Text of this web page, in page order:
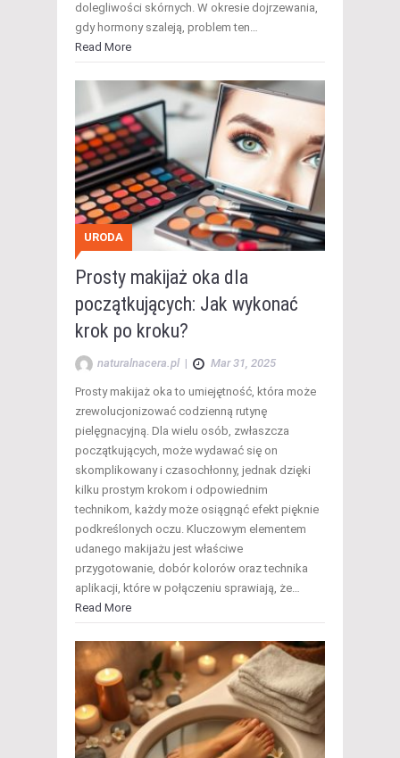
dolegliwości skórnych. W okresie dojrzewania,
gdy hormony szaleją, problem ten…
Read More
URODA
Prosty makijaż oka dla
początkujących: Jak wykonać
krok po kroku?
naturalnacera.pl | Mar 31, 2025
Prosty makijaż oka to umiejętność, która może
zrewolucjonizować codzienną rutynę
pielęgnacyjną. Dla wielu osób, zwłaszcza
początkujących, może wydawać się on
skomplikowany i czasochłonny, jednak dzięki
kilku prostym krokom i odpowiednim
technikom, każdy może osiągnąć efekt pięknie
podkreślonych oczu. Kluczowym elementem
udanego makijażu jest właściwe
przygotowanie, dobór kolorów oraz technika
aplikacji, które w połączeniu sprawiają, że…
Read More